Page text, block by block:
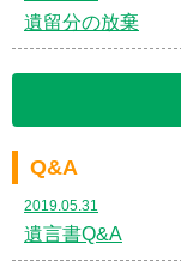
遺留分の放棄
Q&A
2019.05.31
遺言書Q&A